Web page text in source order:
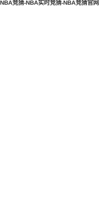
NBA竞猜-NBA实时竞猜-NBA竞猜官网